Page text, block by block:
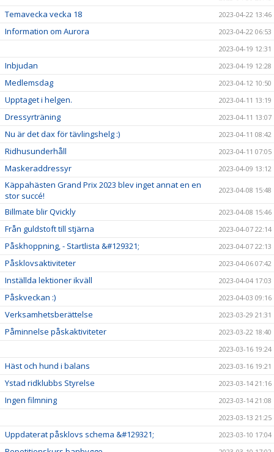
Temavecka vecka 18 2023-04-22 13:46
Information om Aurora
2023-04-22 06:53
2023-04-19 12:31
Inbjudan 2023-04-19 12:28
Medlemsdag 2023-04-12 10:50
Upptaget i helgen. 2023-04-11 13:19
Dressyrträning 2023-04-11 13:07
Nu är det dax för tävlingshelg :) 2023-04-11 08:42
Ridhusunderhåll 2023-04-11 07:05
Maskeraddressyr 2023-04-09 13:12
Käppahästen Grand Prix 2023 blev inget annat en en
stor succé!
2023-04-08 15:48
Billmate blir Qvickly 2023-04-08 15:46
Från guldstoft till stjärna 2023-04-07 22:14
Påskhoppning, - Startlista &#129321; 2023-04-07 22:13
Påsklovsaktiviteter 2023-04-06 07:42
Inställda lektioner ikväll 2023-04-04 17:03
Påskveckan :) 2023-04-03 09:16
Verksamhetsberättelse 2023-03-29 21:31
Påminnelse påskaktiviteter
2023-03-22 18:40
2023-03-16 19:24
Häst och hund i balans 2023-03-16 19:21
Ystad ridklubbs Styrelse 2023-03-14 21:16
Ingen filmning
2023-03-14 21:08
2023-03-13 21:25
Uppdaterat påsklovs schema &#129321; 2023-03-10 17:04